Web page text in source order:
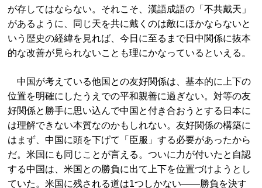
が存してはならない。それこそ、漢語成語の「不共戴天」
があるように、同じ天を共に戴くのは敵にほかならないと
いう歴史の経緯を見れば、今日に至るまで日中関係に抜本
的な改善が見られないことも理にかなっているといえる。
中国が考えている他国との友好関係は、基本的に上下の
位置を明確にしたうえでの平和親善に過ぎない。対等の友
好関係と勝手に思い込んで中国と付き合おうとする日本に
は理解できない本質なのかもしれない。友好関係の構築に
はまず、中国に頭を下げて「臣服」する必要があったから
だ。米国にも同じことが言える。ついに力が付いたと自認
する中国は、米国との勝負に出て上下を位置づけようとし
ていた。米国に残される道は1つしかない――勝負を決す